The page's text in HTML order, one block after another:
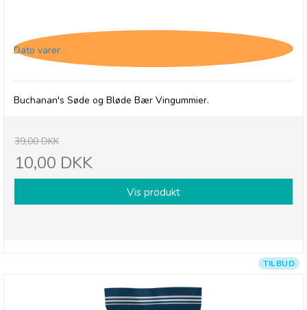
Dato varer
Buchanan's Søde og Bløde Bær Vingummier.
39,00 DKK
10,00 DKK
Vis produkt
TILBUD